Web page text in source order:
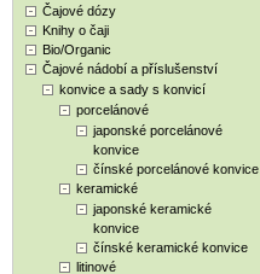
Čajové dózy
Knihy o čaji
Bio/Organic
Čajové nádobí a příslušenství
konvice a sady s konvicí
porcelánové
japonské porcelánové
konvice
čínské porcelánové konvice
keramické
japonské keramické
konvice
čínské keramické konvice
litinové